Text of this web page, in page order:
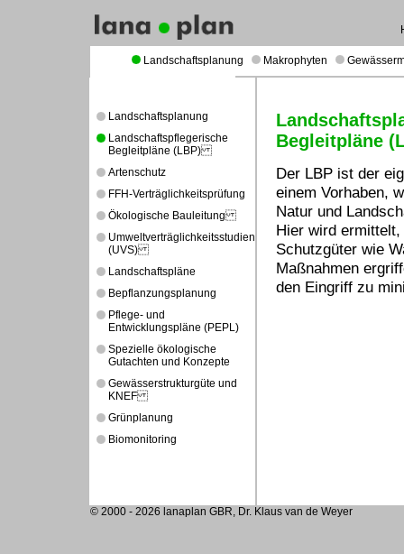
Landschaftsplanung Makrophyten
Landschaftsplanung
Landschaftspflegerische
Begleitpläne (LBP)
Artenschutz
FFH-Verträglichkeitsprüfung
Ökologische Bauleitung
Umweltverträglichkeitsstudien
(UVS)
Landschaftspläne
Bepflanzungsplanung
Pflege- und
Entwicklungspläne (PEPL)
Spezielle ökologische
Gutachten und Konzepte
Gewässerstrukturgüte und
KNEF
Grünplanung
Biomonitoring
Begleitpläne
Der LBP ist der
einem Vorhaben,
Natur und
Hier wird
Schutzgüter wie
Maßnahmen
den Eingriff zu
© 2000 - 2026 lanaplan GBR, Dr. Klaus van de Weyer